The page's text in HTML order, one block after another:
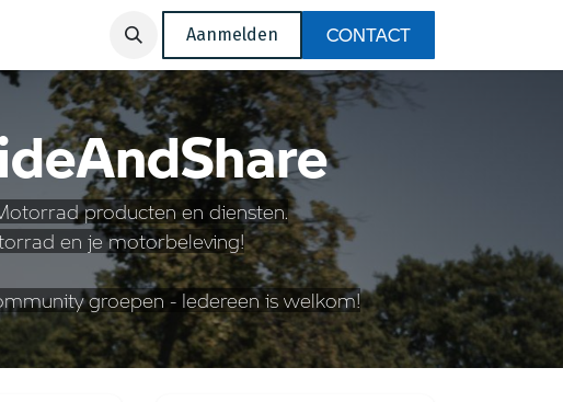
Aanmelden CONTACT
producten en diensten.
en je motorbeleving!
groepen - Iedereen is welkom!